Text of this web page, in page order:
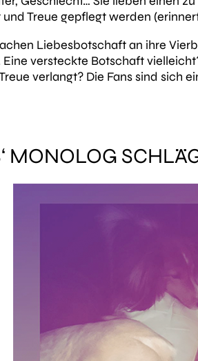
Treue gepflegt werden
Liebesbotschaft an ihre
Eine versteckte Botschaft
verlangt? Die Fans sind sich
MONOLOG